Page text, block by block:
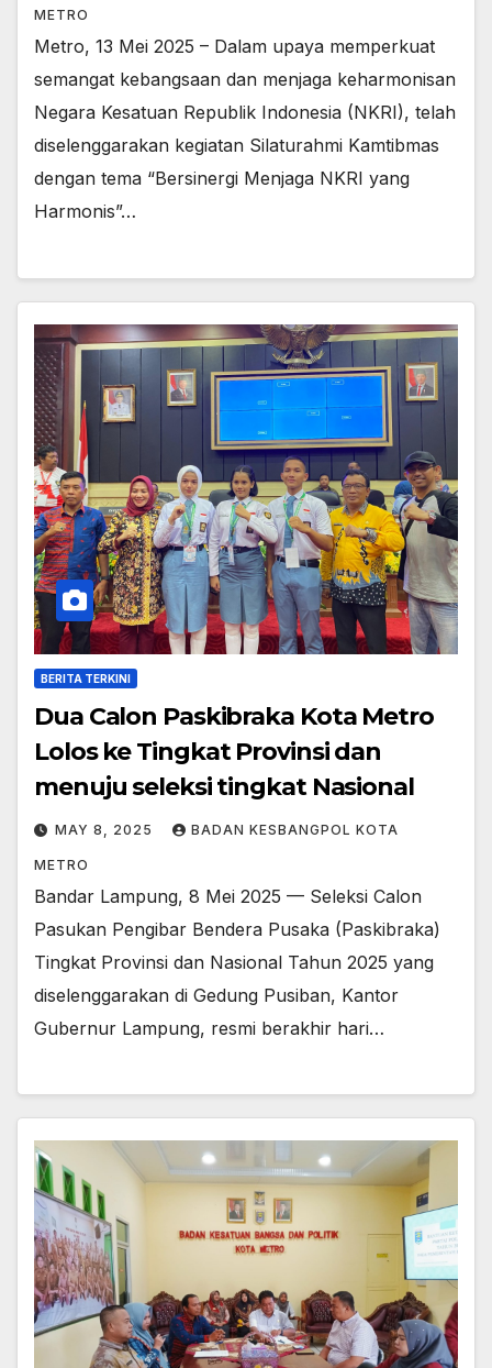
METRO
Metro, 13 Mei 2025 – Dalam upaya memperkuat
semangat kebangsaan dan menjaga keharmonisan
Negara Kesatuan Republik Indonesia (NKRI), telah
diselenggarakan kegiatan Silaturahmi Kamtibmas
dengan tema “Bersinergi Menjaga NKRI yang
Harmonis”…
BERITA TERKINI
Dua Calon Paskibraka Kota Metro
Lolos ke Tingkat Provinsi dan
menuju seleksi tingkat Nasional
MAY 8, 2025 BADAN KESBANGPOL KOTA
METRO
Bandar Lampung, 8 Mei 2025 — Seleksi Calon
Pasukan Pengibar Bendera Pusaka (Paskibraka)
Tingkat Provinsi dan Nasional Tahun 2025 yang
diselenggarakan di Gedung Pusiban, Kantor
Gubernur Lampung, resmi berakhir hari…